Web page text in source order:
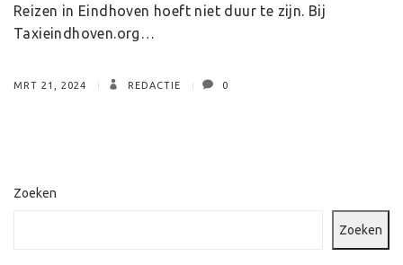
Reizen in Eindhoven hoeft niet duur te zijn. Bij
Taxieindhoven.org…
MRT 21, 2024 REDACTIE 0
Zoeken
Zoeken